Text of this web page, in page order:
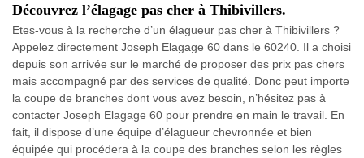
Découvrez l’élagage pas cher à Thibivillers.
Etes-vous à la recherche d’un élagueur pas cher à Thibivillers ?
Appelez directement Joseph Elagage 60 dans le 60240. Il a choisi
depuis son arrivée sur le marché de proposer des prix pas chers
mais accompagné par des services de qualité. Donc peut importe
la coupe de branches dont vous avez besoin, n’hésitez pas à
contacter Joseph Elagage 60 pour prendre en main le travail. En
fait, il dispose d’une équipe d’élagueur chevronnée et bien
équipée qui procédera à la coupe des branches selon les règles